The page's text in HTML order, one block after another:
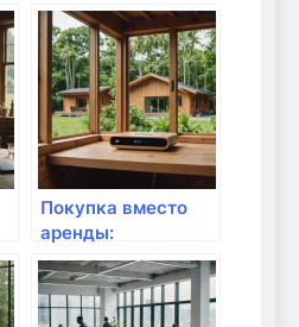
что стоит знать?
Покупка вместо
аренды:
преимущества и
недостатки